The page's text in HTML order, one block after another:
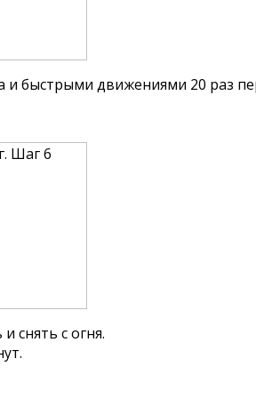
и быстрыми движениями 20 раз
снять с огня.